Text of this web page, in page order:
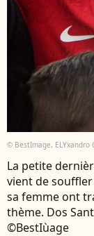
© BestImage, ELYxandro
La petite
vient de souffler
sa femme ont
thème. Dos
©BestIùage